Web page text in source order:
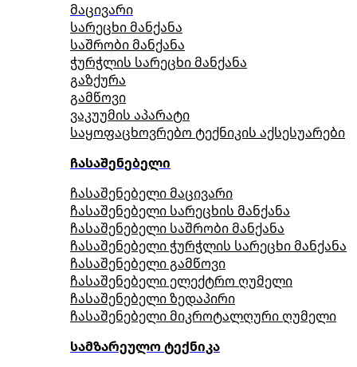
მაცივარი
სარეცხი მანქანა
საშრობი მანქანა
ჭურჭლის სარეცხი მანქანა
გაზქურა
გამწოვი
ვაკუუმის აპარატი
საყოფაცხოვრებო ტექნიკის აქსესუარები
ჩასაშენებელი
ჩასაშენებელი მაცივარი
ჩასაშენებელი სარეცხის მანქანა
ჩასაშენებელი საშრობი მანქანა
ჩასაშენებელი ჭურჭლის სარეცხი მანქანა
ჩასაშენებელი გამწოვი
ჩასაშენებელი ელექტრო ღუმელი
ჩასაშენებელი ზედაპირი
ჩასაშენებელი მიკროტალღური ღუმელი
სამზარეულო ტექნიკა